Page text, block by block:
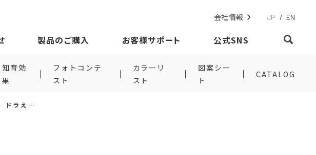
会社情報 JP / EN
製品のご購入 お客様サポート 公式SNS
知育効
果
フォトコンテ
スト
カラーリ
スト
図案シー
ト
CATALOG
かんたん！キャラビーズセット ドラえもん